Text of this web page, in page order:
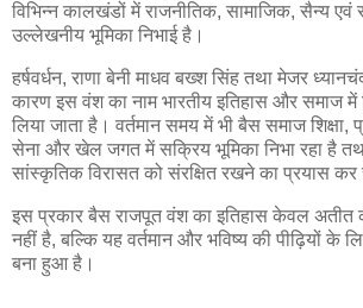
विभिन्न कालखंडों में राजनीतिक, सामाजिक, सैन्य एवं
उल्लेखनीय भूमिका निभाई है।
हर्षवर्धन, राणा बेनी माधव बख्श सिंह तथा मेजर
कारण इस वंश का नाम भारतीय इतिहास और समाज
लिया जाता है। वर्तमान समय में भी बैस समाज शिक्षा,
सेना और खेल जगत में सक्रिय भूमिका निभा रहा है
सांस्कृतिक विरासत को संरक्षित रखने का प्रयास कर
इस प्रकार बैस राजपूत वंश का इतिहास केवल अतीत
नहीं है, बल्कि यह वर्तमान और भविष्य की पीढ़ियों के
बना हुआ है।